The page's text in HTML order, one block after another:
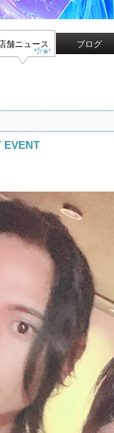
舗ニュース ブログ
EVENT